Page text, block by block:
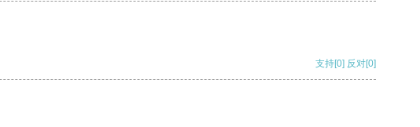
支持[0] 反对[0]